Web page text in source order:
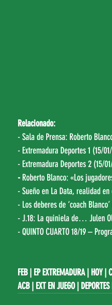
Relacionado:
- Sala de Prensa: Roberto
- Extremadura Deportes 1 (15/
- Extremadura Deportes 2 (15/
- Roberto Blanco: «Los
- Sueño en La Data, realidad
- Los deberes de ‘coach
- J.18: La quiniela de… Julen
- QUINTO CUARTO 18/19 –
FEB EP EXTREMADURA HOY |
ACB
EXT EN JUEGO | DEPORTES